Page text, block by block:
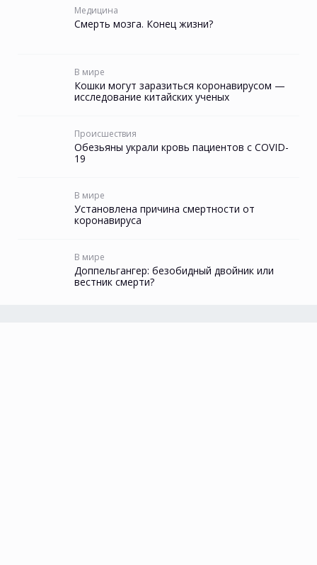
Медицина
Смерть мозга. Конец жизни?
В мире
Кошки могут заразиться коронавирусом —
исследование китайских ученых
Происшествия
Обезьяны украли кровь пациентов с COVID-
19
В мире
Установлена причина смертности от
коронавируса
В мире
Доппельгангер: безобидный двойник или
вестник смерти?